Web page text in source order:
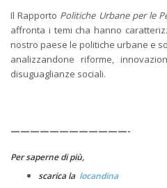
Il Rapporto Politiche Urbane per le
affronta i temi cha hanno
nostro paese le politiche urbane e
analizzandone riforme,
disuguaglianze sociali.
————————————-
Per saperne di più,
scarica la locandina